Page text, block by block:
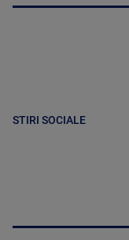
STIRI SOCIALE